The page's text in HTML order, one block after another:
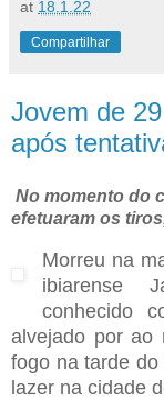
at 18.1.22
Compartilhar
Jovem de
após
No momento do
efetuaram os
Morreu na
ibiarense
conhecido
alvejado por ao
fogo na tarde
lazer na cidade